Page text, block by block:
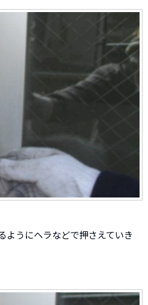
ようにヘラなどで押さえていき